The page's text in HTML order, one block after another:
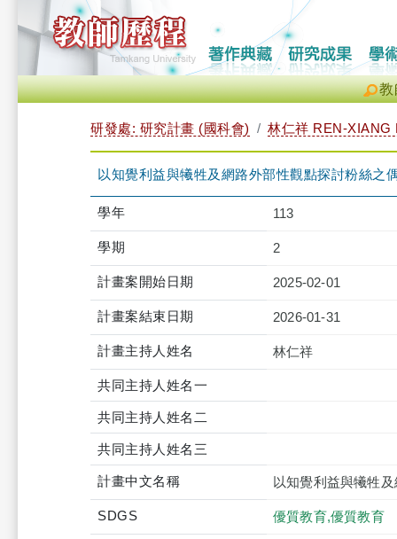
教
研發處: 研究計畫 (國科會) 林仁祥 REN-XIANG
以知覺利益與犧牲及網路外部性觀點探討粉絲之
學年 113
學期 2
計畫案開始日期 2025-02-01
計畫案結束日期 2026-01-31
計畫主持人姓名 林仁祥
共同主持人姓名一
共同主持人姓名二
共同主持人姓名三
計畫中文名稱 以知覺利益與犧牲
SDGS 優質教育,優質教育